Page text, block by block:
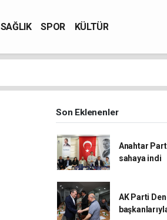
SAĞLIK SPOR KÜLTÜR
Son Eklenenler
Anahtar
sahaya indi
AK Parti